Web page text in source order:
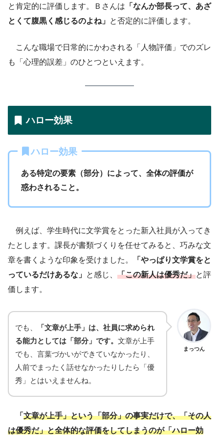
と肯定的に評価します。Ｂさんは 「なんか部長って、あざ
とくて腹黒く感じるのよね」 と否定的に評価します。
こんな職場で日常的にかわされる「人物評価」でのズレ
も「心理的誤差」のひとつといえます。
ハロー効果
ハロー効果
ある特定の要素（部分）によって、全体の評価が
惑わされること。
例えば、学生時代に文学賞をとった新入社員が入ってき
たとします。課長が書類づくりを任せてみると、巧みな文
章を書くような印象を受けました。
「やっぱり文学賞をと
っているだけあるな」 と感じ、 「この新人は優秀だ」と評
価します。
まっつん
でも、
「文章が上手」は、社員に求められ
る能力としては「部分」です。 文章が上手
でも、言葉づかいができていなかったり、
人前でまったく話せなかったりしたら「優
秀」とはいえませんね。
「 文章が上手」という「部分」の事実だけで、「その人
は優秀だ」と全体的な評価をしてしまうのが「ハロー効